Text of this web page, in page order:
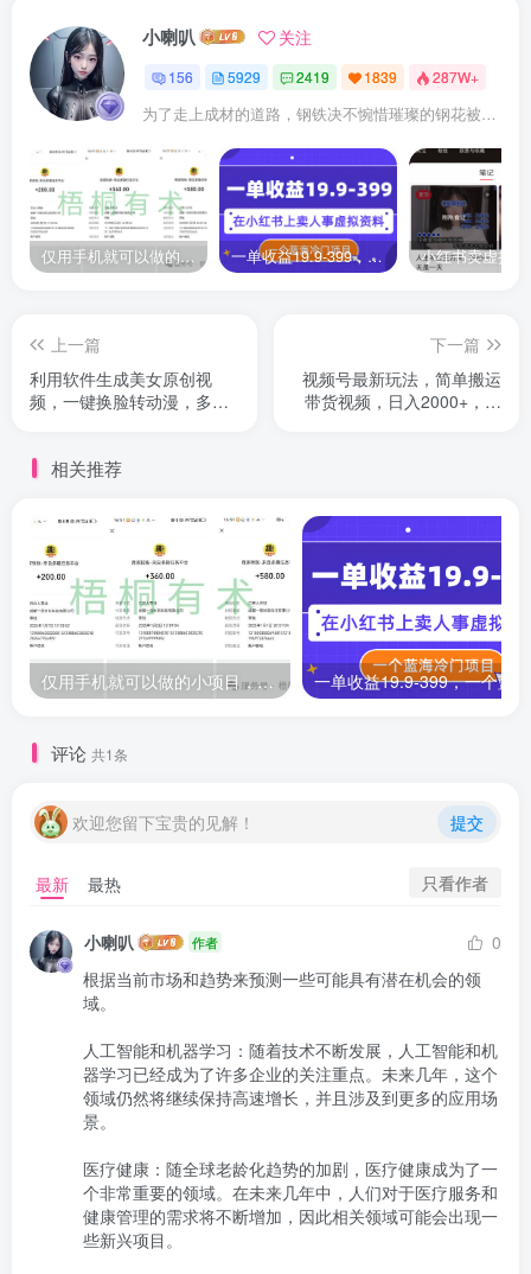
小喇叭 关注
156 5929 2419 1839 287W+
为了走上成材的道路，钢铁决不惋惜璀璨的钢花被遗弃
仅用手机就可以做的小项目，当天就能见钱，每天100-300 一单收益19.9-399，一个蓝海冷门项目，在小红书上卖人事虚拟资料
上一篇
利用软件生成美女原创视
频，一键换脸转动漫，多种
下一篇
视频号最新玩法，简单搬运
带货视频，日入2000+，手
相关推荐
仅用手机就可以做的小项目，当天就能见钱，每天100-300
评论 共1条
欢迎您留下宝贵的见解！ 提交
最新 最热 只看作者
小喇叭 作者
0
根据当前市场和趋势来预测一些可能具有潜在机会的领
域。
人工智能和机器学习：随着技术不断发展，人工智能和机
器学习已经成为了许多企业的关注重点。未来几年，这个
领域仍然将继续保持高速增长，并且涉及到更多的应用场
景。
医疗健康：随全球老龄化趋势的加剧，医疗健康成为了一
个非常重要的领域。在未来几年中，人们对于医疗服务和
健康管理的需求将不断增加，因此相关领域可能会出现一
些新兴项目。